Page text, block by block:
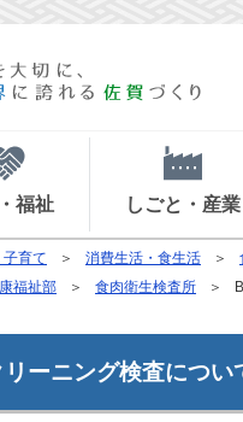
福祉 しごと・産業
子育て 消費生活・食生活
福祉部 食肉衛生検査所
ーニング検査につい